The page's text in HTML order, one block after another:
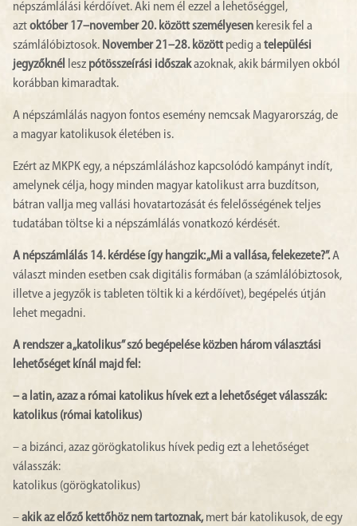
népszámlálási kérdőívet. Aki nem él ezzel a lehetőséggel,
aztoktóber 17–november 20. közöttszemélyesen keresik fel a
számlálóbiztosok. November 21–28. közöttpedig atelepülési
jegyzőknél
lesz pótösszeírási időszakazoknak, akik bármilyen okból
korábban kimaradtak.
A népszámlálás nagyon fontos esemény nemcsak Magyarország, de
a magyar katolikusok életében is.
Ezért az MKPK egy, a népszámláláshoz kapcsolódó kampányt indít,
amelynek célja, hogy minden magyar katolikust arra buzdítson,
bátran vallja meg vallási hovatartozását és felelősségének teljes
tudatában töltse ki a népszámlálás vonatkozó kérdését.
A népszámlálás 14. kérdése így hangzik: „Mi a vallása, felekezete?”.A
választ minden esetben csak digitális formában (a számlálóbiztosok,
illetve a jegyzők is tableten töltik ki a kérdőívet), begépelés útján
lehet megadni.
A rendszer a „katolikus” szó begépelése közben három választási
lehetőséget kínál majd fel:
– a latin, azaz a római katolikus hívek ezt a lehetőséget válasszák:
katolikus (római katolikus)
– a bizánci, azaz görögkatolikus hívek pedig ezt a lehetőséget
válasszák:
katolikus (görögkatolikus)
–akik az előző kettőhöz nem tartoznak,mert bár katolikusok, de egy